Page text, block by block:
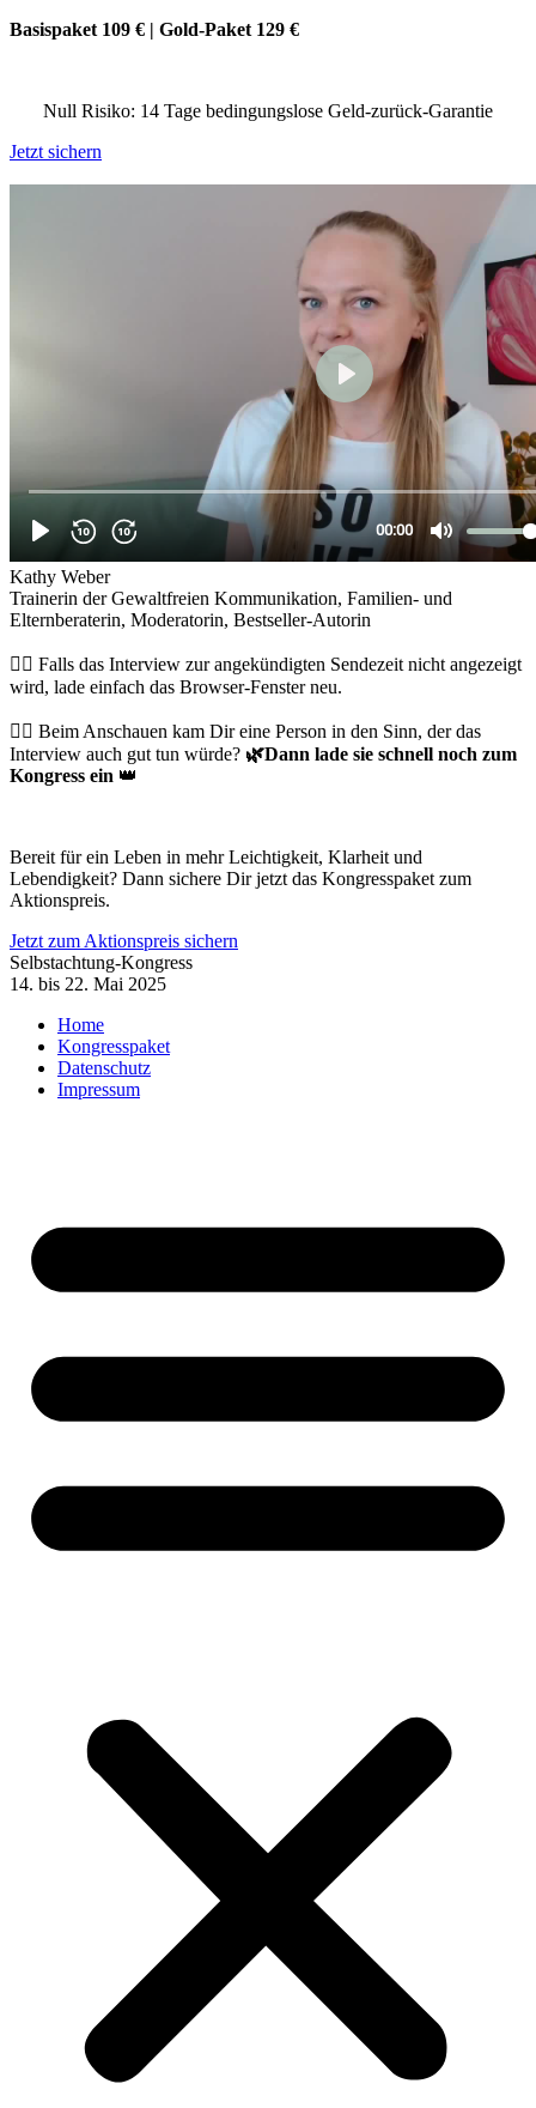
Basispaket 109 € | Gold-Paket 129 €
Null Risiko: 14 Tage bedingungslose Geld-zurück-Garantie
Jetzt sichern
Kathy Weber
Trainerin der Gewaltfreien Kommunikation, Familien- und
Elternberaterin, Moderatorin, Bestseller-Autorin
👉🏻 Falls das Interview zur angekündigten Sendezeit nicht angezeigt
wird, lade einfach das Browser-Fenster neu.
👉🏻 Beim Anschauen kam Dir eine Person in den Sinn, der das
Interview auch gut tun würde? 🌿Dann lade sie schnell noch zum
Kongress ein 👑
Bereit für ein Leben in mehr Leichtigkeit, Klarheit und
Lebendigkeit? Dann sichere Dir jetzt das Kongresspaket zum
Aktionspreis.
Jetzt zum Aktionspreis sichern
Selbstachtung-Kongress
14. bis 22. Mai 2025
Home
Kongresspaket
Datenschutz
Impressum